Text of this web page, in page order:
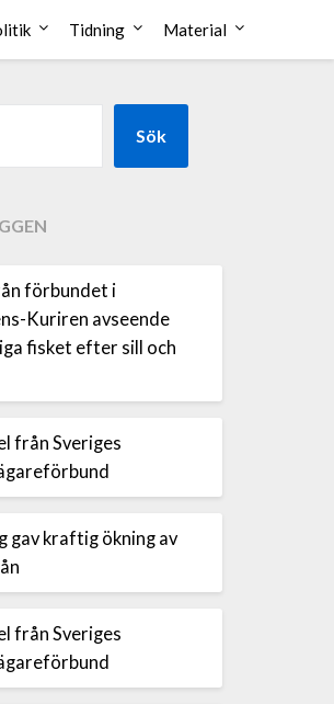
Tidning Material
Sök
förbundet i
Kuriren avseende
fisket efter sill och
från Sveriges
gav kraftig ökning av
från Sveriges